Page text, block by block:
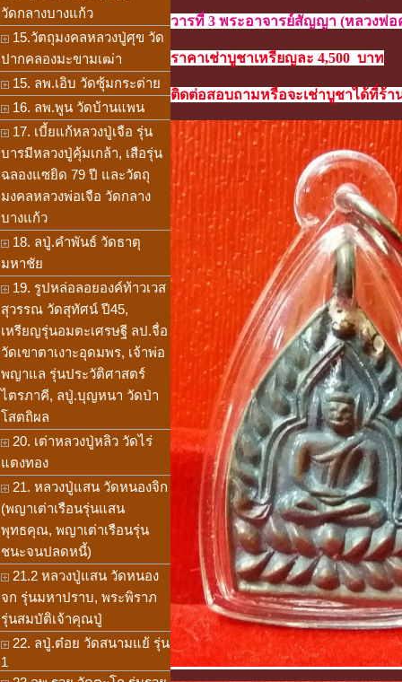
วัดกลางบางแก้ว
15.วัตถุมงคลหลวงปู่ศุข วัด
ปากคลองมะขามเฒ่า
15. ลพ.เอิบ วัดซุ้มกระต่าย
16. ลพ.พูน วัดบ้านแพน
17. เบี้ยแก้หลวงปู่เจือ รุ่น
บารมีหลวงปู่คุ้มเกล้า, เสือรุ่น
ฉลองแซยิด 79 ปี และวัตถุ
มงคลหลวงพ่อเจือ วัดกลาง
บางแก้ว
18. ลปู่.คำพันธ์ วัดธาตุ
มหาชัย
19. รูปหล่อลอยองค์ท้าวเวส
สุวรรณ วัดสุทัศน์ ปี45,
เหรียญรุ่นอมตะเศรษฐี ลป.จื่อ
วัดเขาตาเงาะอุดมพร, เจ้าพ่อ
พญาแล รุ่นประวัติศาสตร์
ไตรภาคี, ลปู่.บุญหนา วัดป่า
โสตถิผล
20. เต่าหลวงปู่หลิว วัดไร่
แตงทอง
21. หลวงปู่แสน วัดหนองจิก
(พญาเต่าเรือนรุ่นแสน
พุทธคุณ, พญาเต่าเรือนรุ่น
ชนะจนปลดหนี้)
21.2 หลวงปู่แสน วัดหนอง
จก รุ่นมหาปราบ, พระพิราภ
รุ่นสมบัติเจ้าคุณปู่
22. ลปู่.ต๋อย วัดสนามแย้ รุ่น
1
วารที่ 3 พระอาจารย์สัญญา (หลวงพ่
ราคาเช่าบูชาเหรียญละ 4,500 บาท
ติดต่อสอบถามหรือจะเช่าบูชาได้ที่ร้า